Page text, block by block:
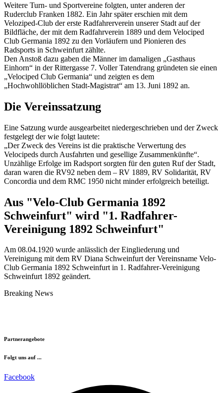
Weitere Turn- und Sportvereine folgten, unter anderen der
Ruderclub Franken 1882. Ein Jahr später erschien mit dem
Veloziped-Club der erste Radfahrerverein unserer Stadt auf der
Bildfläche, der mit dem Radfahrverein 1889 und dem Velociped
Club Germania 1892 zu den Vorläufern und Pionieren des
Radsports in Schweinfurt zählte.
Den Anstoß dazu gaben die Männer im damaligen „Gasthaus
Einhorn“ in der Rittergasse 7. Voller Tatendrang gründeten sie einen
„Velociped Club Germania“ und zeigten es dem
„Hochwohllöblichen Stadt-Magistrat“ am 13. Juni 1892 an.
Die Vereinssatzung
Eine Satzung wurde ausgearbeitet niedergeschrieben und der Zweck
festgelegt der wie folgt lautete:
„Der Zweck des Vereins ist die praktische Verwertung des
Velocipeds durch Ausfahrten und gesellige Zusammenkünfte“.
Unzählige Erfolge im Radsport sorgten für den guten Ruf der Stadt,
daran waren die RV92 neben dem – RV 1889, RV Solidarität, RV
Concordia und dem RMC 1950 nicht minder erfolgreich beteiligt.
Aus "Velo-Club Germania 1892
Schweinfurt" wird "1. Radfahrer-
Vereinigung 1892 Schweinfurt"
Am 08.04.1920 wurde anlässlich der Eingliederung und
Vereinigung mit dem RV Diana Schweinfurt der Vereinsname Velo-
Club Germania 1892 Schweinfurt in 1. Radfahrer-Vereinigung
Schweinfurt 1892 geändert.
Breaking News
Partnerangebote
Folgt uns auf ...
Facebook